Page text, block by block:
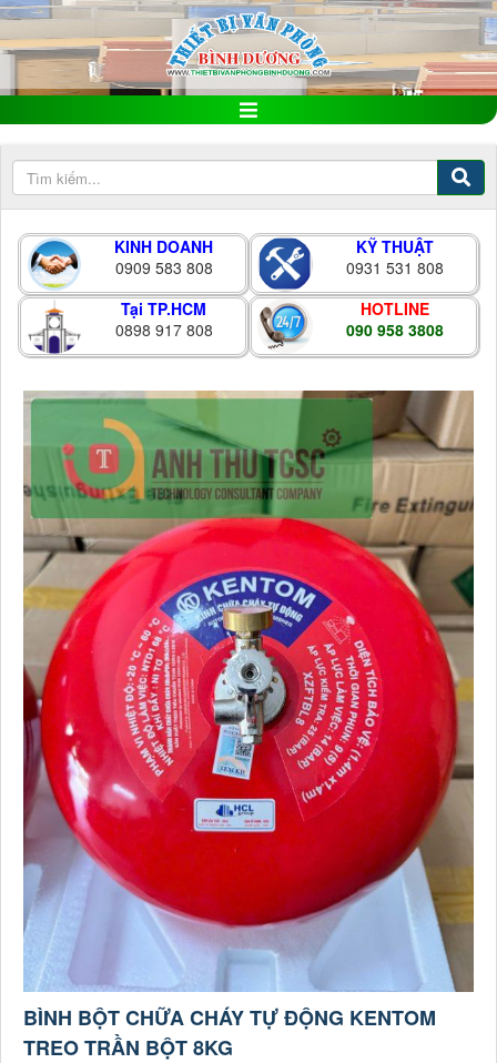
KINH DOANH
0909 583 808
KỸ THUẬT
0931 531 808
Tại TP.HCM
0898 917 808
HOTLINE
090 958 3808
BÌNH BỘT CHỮA CHÁY TỰ ĐỘNG KENTOM
TREO TRẦN BỘT 8KG